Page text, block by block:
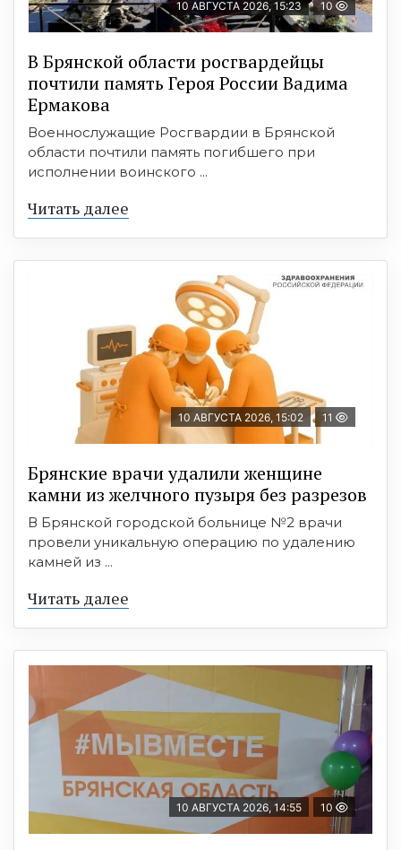
10 АВГУСТА 2026, 15:23 10
В Брянской области росгвардейцы
почтили память Героя России Вадима
Ермакова
Военнослужащие Росгвардии в Брянской
области почтили память погибшего при
исполнении воинского ...
Читать далее
10 АВГУСТА 2026, 15:02 11
Брянские врачи удалили женщине
камни из желчного пузыря без разрезов
В Брянской городской больнице №2 врачи
провели уникальную операцию по удалению
камней из ...
Читать далее
10 АВГУСТА 2026, 14:55 10